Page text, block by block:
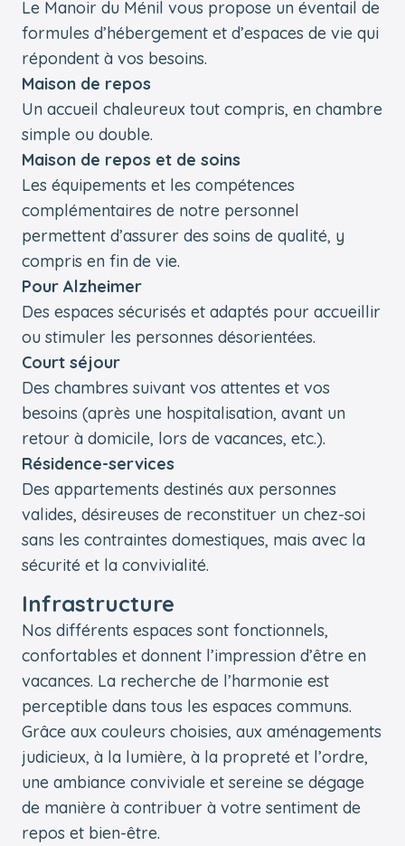
Le Manoir du Ménil vous propose un éventail de
formules d’hébergement et d’espaces de vie qui
répondent à vos besoins.
Maison de repos
Un accueil chaleureux tout compris, en chambre
simple ou double.
Maison de repos et de soins
Les équipements et les compétences
complémentaires de notre personnel
permettent d’assurer des soins de qualité, y
compris en fin de vie.
Pour Alzheimer
Des espaces sécurisés et adaptés pour accueillir
ou stimuler les personnes désorientées.
Court séjour
Des chambres suivant vos attentes et vos
besoins (après une hospitalisation, avant un
retour à domicile, lors de vacances, etc.).
Résidence-services
Des appartements destinés aux personnes
valides, désireuses de reconstituer un chez-soi
sans les contraintes domestiques, mais avec la
sécurité et la convivialité.
Infrastructure
Nos différents espaces sont fonctionnels,
confortables et donnent l’impression d’être en
vacances. La recherche de l’harmonie est
perceptible dans tous les espaces communs.
Grâce aux couleurs choisies, aux aménagements
judicieux, à la lumière, à la propreté et l’ordre,
une ambiance conviviale et sereine se dégage
de manière à contribuer à votre sentiment de
repos et bien-être.